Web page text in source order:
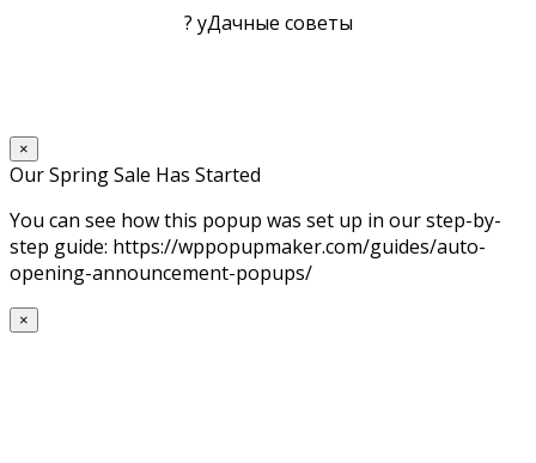
? уДачные советы
×
Our Spring Sale Has Started
You can see how this popup was set up in our step-by-
step guide: https://wppopupmaker.com/guides/auto-
opening-announcement-popups/
×